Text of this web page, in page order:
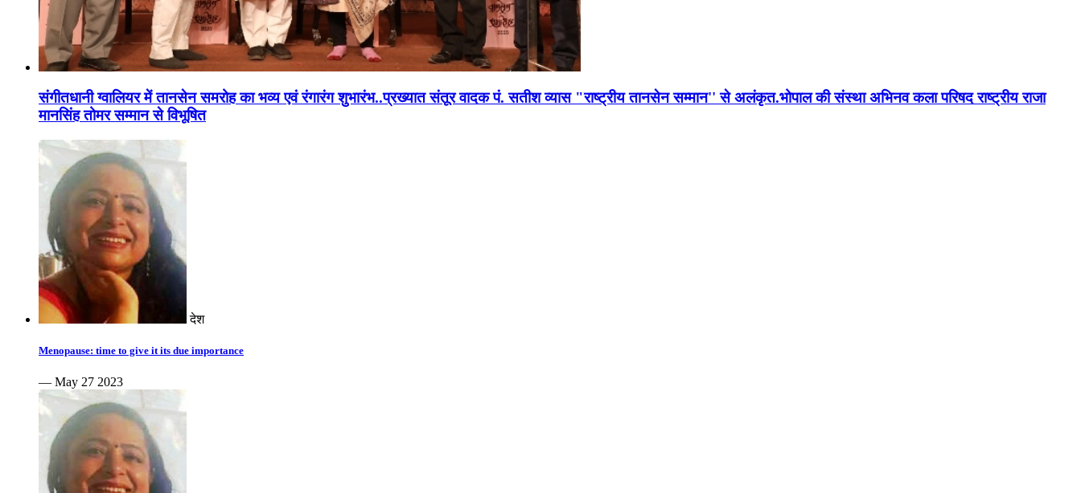
संगीतधानी ग्वालियर में तानसेन समरोह का भव्य एवं रंगारंग शुभारंभ..प्रख्यात संतूर वादक पं. सतीश व्यास "राष्ट्रीय तानसेन सम्मान'' से अलंकृत.भोपाल की संस्था अभिनव कला परिषद राष्ट्रीय राजा
मानसिंह तोमर सम्मान से विभूषित
देश
Menopause: time to give it its due importance
— May 27 2023